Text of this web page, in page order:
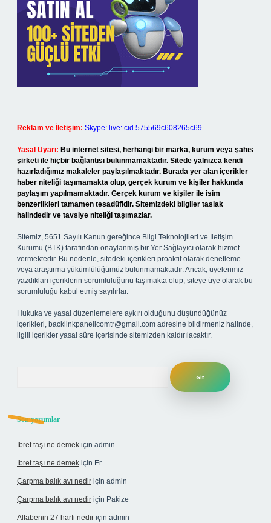
Reklam ve İletişim: Skype: live:.cid.575569c608265c69
Yasal Uyarı: Bu internet sitesi, herhangi bir marka, kurum veya şahıs
şirketi ile hiçbir bağlantısı bulunmamaktadır. Sitede yalnızca kendi
hazırladığımız makaleler paylaşılmaktadır. Burada yer alan içerikler
haber niteliği taşımamakta olup, gerçek kurum ve kişiler hakkında
paylaşım yapılmamaktadır. Gerçek kurum ve kişiler ile isim
benzerlikleri tamamen tesadüfidir. Sitemizdeki bilgiler taslak
halindedir ve tavsiye niteliği taşımazlar.
Sitemiz, 5651 Sayılı Kanun gereğince Bilgi Teknolojileri ve İletişim
Kurumu (BTK) tarafından onaylanmış bir Yer Sağlayıcı olarak hizmet
vermektedir. Bu nedenle, sitedeki içerikleri proaktif olarak denetleme
veya araştırma yükümlülüğümüz bulunmamaktadır. Ancak, üyelerimiz
yazdıkları içeriklerin sorumluluğunu taşımakta olup, siteye üye olarak bu
sorumluluğu kabul etmiş sayılırlar.
Hukuka ve yasal düzenlemelere aykırı olduğunu düşündüğünüz
içerikleri, backlinkpanelicomtr@gmail.com adresine bildirmeniz halinde,
ilgili içerikler yasal süre içerisinde sitemizden kaldırılacaktır.
Son yorumlar
Ibret taşı ne demek için admin
Ibret taşı ne demek için Er
Çarpma balık avı nedir için admin
Çarpma balık avı nedir için Pakize
Alfabenin 27 harfi nedir için admin